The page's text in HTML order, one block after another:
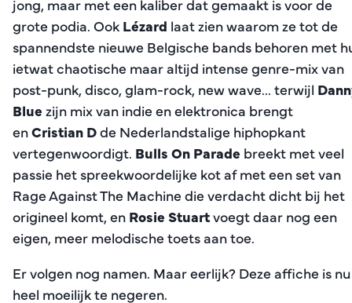
jong, maar met een kaliber dat gemaakt is voor de
grote podia. Ook Lézard laat zien waarom ze tot de
spannendste nieuwe Belgische bands behoren met
ietwat chaotische maar altijd intense genre-mix van
post-punk, disco, glam-rock, new wave... terwijl
Blue zijn mix van indie en elektronica brengt
enCristian Dde Nederlandstalige hiphopkant
vertegenwoordigt. Bulls On Parade breekt met veel
passie het spreekwoordelijke kot af met een set van
Rage Against The Machine die verdacht dicht bij het
origineel komt, en Rosie Stuartvoegt daar nog een
eigen, meer melodische toets aan toe.
Er volgen nog namen. Maar eerlijk? Deze affiche is
heel moeilijk te negeren.